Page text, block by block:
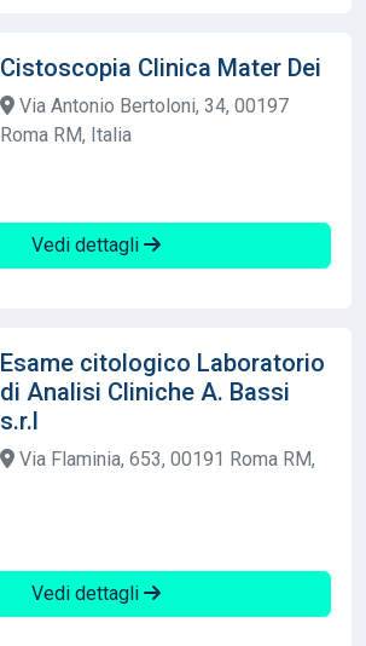
Cistoscopia Clinica Mater Dei
Via Antonio Bertoloni, 34, 00197
Roma RM, Italia
Vedi dettagli
Esame citologico Laboratorio
di Analisi Cliniche A. Bassi
s.r.l
Via Flaminia, 653, 00191 Roma RM,
Vedi dettagli